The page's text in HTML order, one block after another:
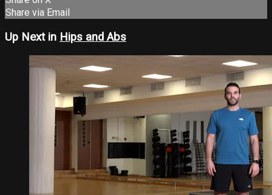
Share via Email
Up Next in Hips and Abs